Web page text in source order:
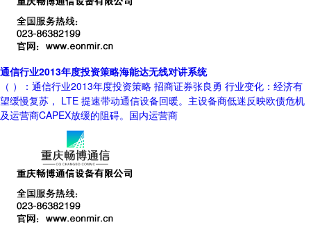
通信行业2013年度投资策略海能达无线对讲系统
（ ）：通信行业2013年度投资策略 招商证券张良勇 行业变化：经济有
望缓慢复苏， LTE 提速带动通信设备回暖。主设备商低迷反映欧债危机
及运营商CAPEX放缓的阻碍。国内运营商